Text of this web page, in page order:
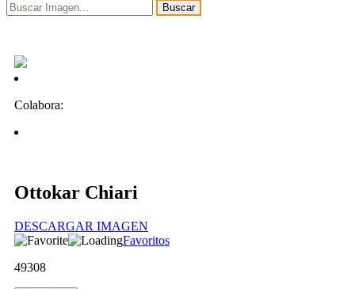
Buscar
Colabora:
Ottokar Chiari
DESCARGAR IMAGEN
Favoritos
49308